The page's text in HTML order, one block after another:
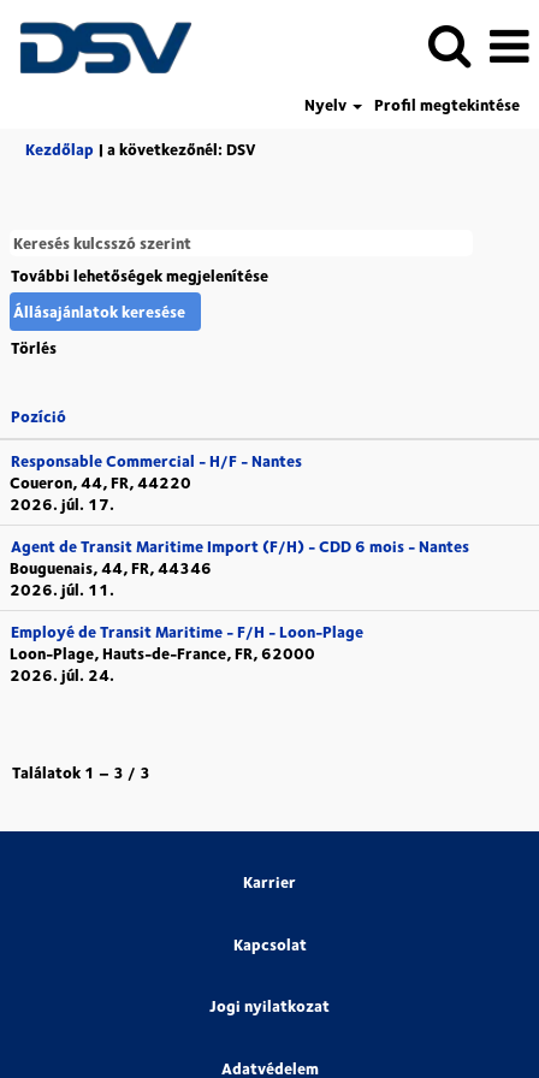
Nyelv
Profil megtekintése
Kezdőlap | a következőnél: DSV(aktuális
További lehetőségek megjelenítése
Törlés
Pozíció
Responsable Commercial - H/F - Nantes
Coueron, 44, FR, 44220
2026. júl. 17.
Agent de Transit Maritime Import (F/H) - CDD 6 mois - Nantes
Bouguenais, 44, FR, 44346
2026. júl. 11.
Employé de Transit Maritime - F/H - Loon-Plage
Loon-Plage, Hauts-de-France, FR, 62000
2026. júl. 24.
Találatok 1 – 3 / 3
Karrier
Kapcsolat
Jogi nyilatkozat
Adatvédelem